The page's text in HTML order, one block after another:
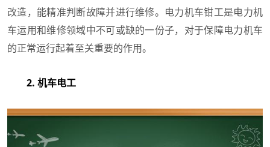
改造，能精准判断故障并进行维修。电力机车钳工是电力机
车运用和维修领域中不可或缺的一份子，对于保障电力机车
的正常运行起着至关重要的作用。
2. 机车电工